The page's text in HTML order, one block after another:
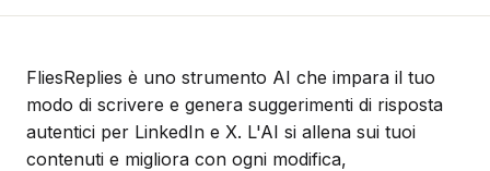
FliesReplies è uno strumento AI che impara il tuo
modo di scrivere e genera suggerimenti di risposta
autentici per LinkedIn e X. L'AI si allena sui tuoi
contenuti e migliora con ogni modifica,